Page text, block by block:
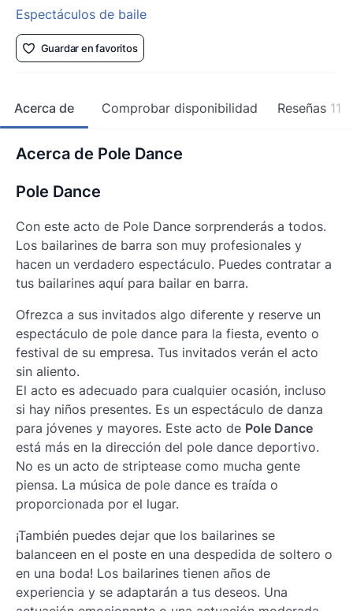
Espectáculos de baile
Guardar en favoritos
Acerca de Comprobar disponibilidad Reseñas 11
Acerca de Pole Dance
Pole Dance
Con este acto de Pole Dance sorprenderás a todos.
Los bailarines de barra son muy profesionales y
hacen un verdadero espectáculo. Puedes contratar a
tus bailarines aquí para bailar en barra.
Ofrezca a sus invitados algo diferente y reserve un
espectáculo de pole dance para la fiesta, evento o
festival de su empresa. Tus invitados verán el acto
sin aliento.
El acto es adecuado para cualquier ocasión, incluso
si hay niños presentes. Es un espectáculo de danza
para jóvenes y mayores. Este acto de Pole Dance
está más en la dirección del pole dance deportivo.
No es un acto de striptease como mucha gente
piensa. La música de pole dance es traída o
proporcionada por el lugar.
¡También puedes dejar que los bailarines se
balanceen en el poste en una despedida de soltero o
en una boda! Los bailarines tienen años de
experiencia y se adaptarán a tus deseos. Una